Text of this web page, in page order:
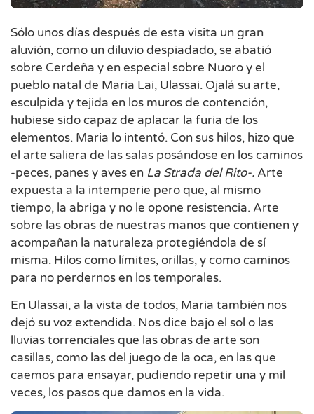
Sólo unos días después de esta visita un gran
aluvión, como un diluvio despiadado, se abatió
sobre Cerdeña y en especial sobre Nuoro y el
pueblo natal de Maria Lai, Ulassai. Ojalá su arte,
esculpida y tejida en los muros de contención,
hubiese sido capaz de aplacar la furia de los
elementos. Maria lo intentó. Con sus hilos, hizo que
el arte saliera de las salas posándose en los caminos
-peces, panes y aves en La Strada del Rito-. Arte
expuesta a la intemperie pero que, al mismo
tiempo, la abriga y no le opone resistencia. Arte
sobre las obras de nuestras manos que contienen y
acompañan la naturaleza protegiéndola de sí
misma. Hilos como límites, orillas, y como caminos
para no perdernos en los temporales.
En Ulassai, a la vista de todos, Maria también nos
dejó su voz extendida. Nos dice bajo el sol o las
lluvias torrenciales que las obras de arte son
casillas, como las del juego de la oca, en las que
caemos para ensayar, pudiendo repetir una y mil
veces, los pasos que damos en la vida.